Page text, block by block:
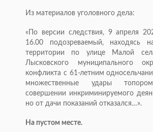
Из материалов уголовного дела:
«По версии следствия, 9 апреля
16.00 подозреваемый, находясь
территории по улице Малой
Лысковского муниципального
конфликта с 61-летним
множественные удары
совершении инкриминируемого
но от дачи показаний отказался…».
На пустом месте.